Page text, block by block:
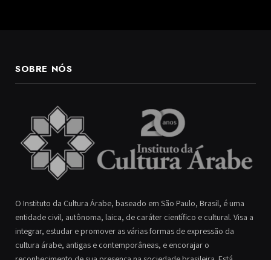
SOBRE NÓS
O Instituto da Cultura Árabe, baseado em São Paulo, Brasil, é uma
entidade civil, autônoma, laica, de caráter científico e cultural. Visa a
integrar, estudar e promover as várias formas de expressão da
cultura árabe, antigas e contemporâneas, e encorajar o